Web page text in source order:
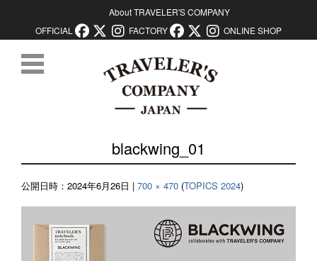
About TRAVELER'S COMPANY
OFFICIAL
FACTORY ONLINE SHOP
blackwing_01
公開日時： 2024年6月26日 | 700 × 470 (TOPICS 2024)